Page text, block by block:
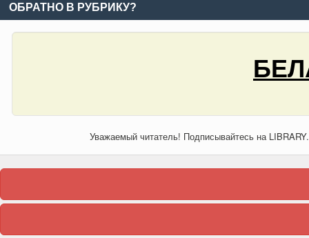
ОБРАТНО В РУБРИКУ?
Уважаемый читатель! Подписывайтесь на